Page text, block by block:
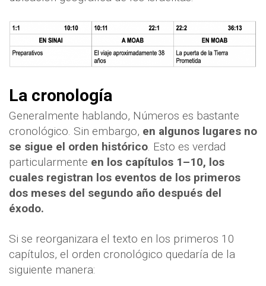
La cronología
Generalmente hablando, Números es bastante
cronológico. Sin embargo, en algunos lugares no
se sigue el orden histórico. Esto es verdad
particularmente en los capítulos 1–10, los
cuales registran los eventos de los primeros
dos meses del segundo año después del
éxodo.
Si se reorganizara el texto en los primeros 10
capítulos, el orden cronológico quedaría de la
siguiente manera: